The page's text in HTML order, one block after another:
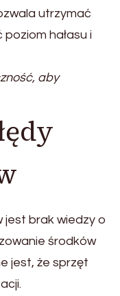
utrzymać
hałasu i
aby
jest brak wiedzy o
środków
jest, że sprzęt